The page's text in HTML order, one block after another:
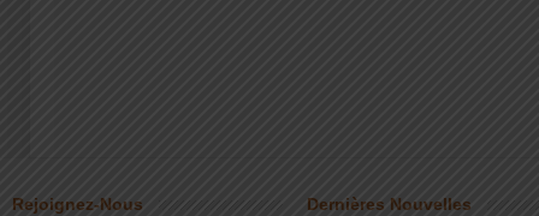
Rejoignez-Nous Dernières Nouvelles